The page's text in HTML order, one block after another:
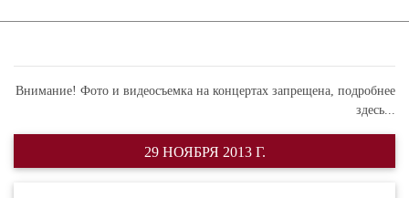
Внимание! Фото и видеосъемка на концертах запрещена, подробнее
здесь...
29 НОЯБРЯ 2013 Г.